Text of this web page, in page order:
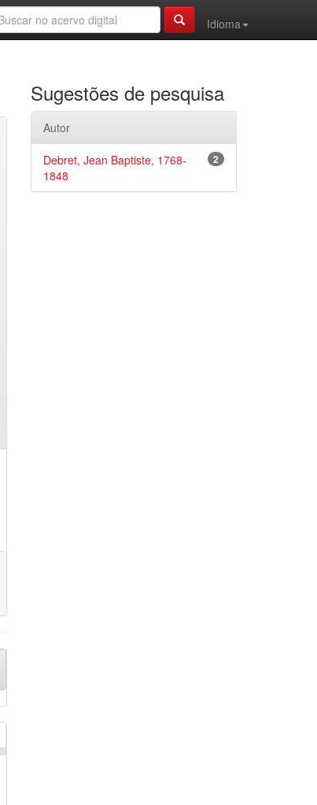
Idioma
Sugestões de pesquisa
Autor
2
Debret, Jean Baptiste, 1768-
1848